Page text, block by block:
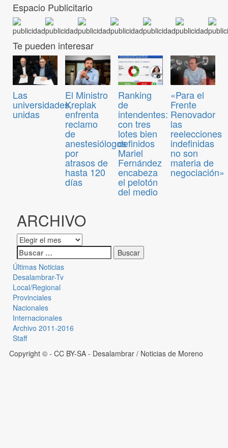
Espacio Publicitario
Te pueden interesar
Las
universidades,
unidas
El Ministro
Kreplak
enfrenta
reclamo
de
anestesiólogos
por
atrasos de
hasta 120
días
Ranking
de
intendentes:
con tres
lotes bien
definidos
Mariel
Fernández
encabeza
el pelotón
del medio
«Para el
Frente
Renovador
las
reelecciones
indefinidas
no son
materia de
negociación»
ARCHIVO
Últimas Noticias
Desalambrar-Tv
Local/Regional
Provinciales
Nacionales
Internacionales
Archivo 2011-2016
Staff
Copyright © - CC BY-SA - Desalambrar / Noticias de Moreno